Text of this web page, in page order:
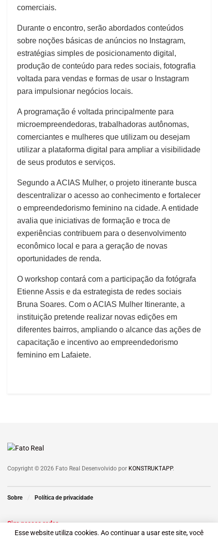
comerciais.
Durante o encontro, serão abordados conteúdos
sobre noções básicas de anúncios no Instagram,
estratégias simples de posicionamento digital,
produção de conteúdo para redes sociais, fotografia
voltada para vendas e formas de usar o Instagram
para impulsionar negócios locais.
A programação é voltada principalmente para
microempreendedoras, trabalhadoras autônomas,
comerciantes e mulheres que utilizam ou desejam
utilizar a plataforma digital para ampliar a visibilidade
de seus produtos e serviços.
Segundo a ACIAS Mulher, o projeto itinerante busca
descentralizar o acesso ao conhecimento e fortalecer
o empreendedorismo feminino na cidade. A entidade
avalia que iniciativas de formação e troca de
experiências contribuem para o desenvolvimento
econômico local e para a geração de novas
oportunidades de renda.
O workshop contará com a participação da fotógrafa
Etienne Assis e da estrategista de redes sociais
Bruna Soares. Com o ACIAS Mulher Itinerante, a
instituição pretende realizar novas edições em
diferentes bairros, ampliando o alcance das ações de
capacitação e incentivo ao empreendedorismo
feminino em Lafaiete.
Copyright © 2026 Fato Real Desenvolvido por KONSTRUKTAPP.
Sobre Política de privacidade
Siga nossas redes
Esse website utiliza cookies. Ao continuar a usar este site, você